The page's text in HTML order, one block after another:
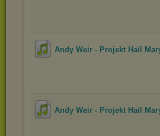
Andy Weir - Projekt Hail
Andy Weir - Projekt Hail